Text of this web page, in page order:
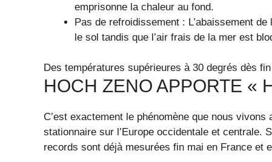
emprisonne la chaleur au fond.
Pas de refroidissement : L’abaissement
le sol tandis que l’air frais de la mer est
Des températures supérieures à 30 degrés dès
HOCH ZENO APPORTE «
C’est exactement le phénomène que nous
stationnaire sur l’Europe occidentale et centrale.
records sont déjà mesurées fin mai en France et